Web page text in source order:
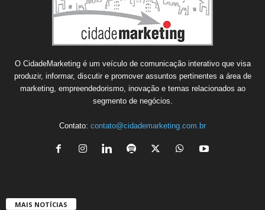
O CidadeMarketing é um veículo de comunicação interativo que visa
produzir, informar, discutir e promover assuntos pertinentes a área de
marketing, empreendedorismo, inovação e temas relacionados ao
segmento de negócios.
Contato: contato@cidademarketing.com.br
MAIS NOTÍCIAS